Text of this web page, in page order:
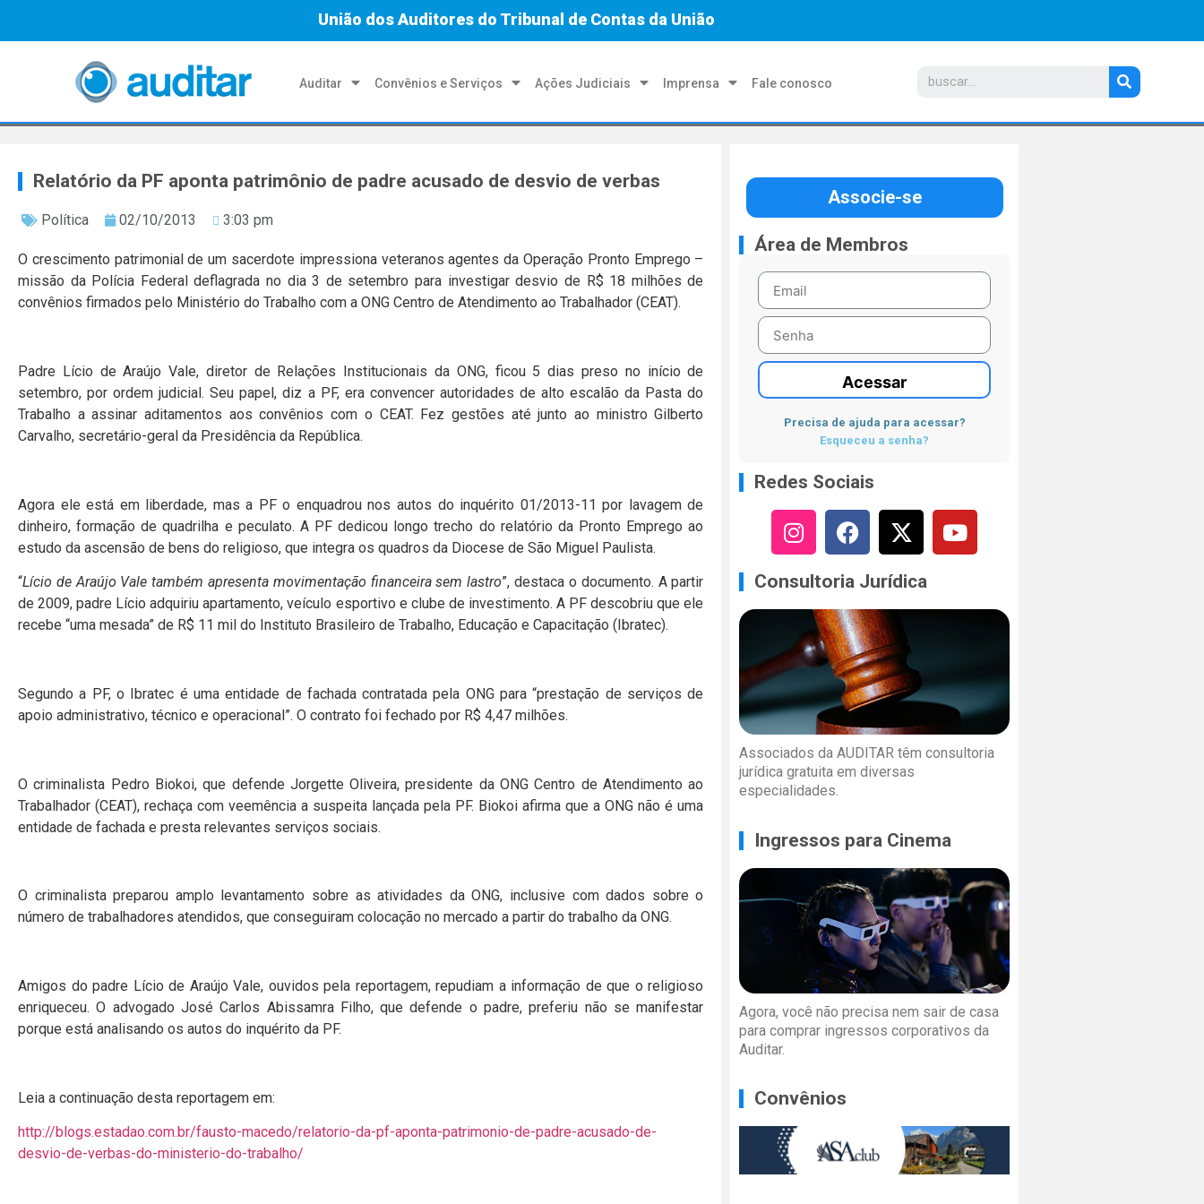
União dos Auditores do Tribunal de Contas da União
Auditar Convênios e Serviços Ações Judiciais Imprensa Fale conosco
Relatório da PF aponta patrimônio de padre acusado de desvio de verbas
Política 02/10/2013 3:03 pm
O crescimento patrimonial de um sacerdote impressiona veteranos agentes da Operação Pronto Emprego –
missão da Polícia Federal deflagrada no dia 3 de setembro para investigar desvio de R$ 18 milhões de
convênios firmados pelo Ministério do Trabalho com a ONG Centro de Atendimento ao Trabalhador (CEAT).
Padre Lício de Araújo Vale, diretor de Relações Institucionais da ONG, ficou 5 dias preso no início de
setembro, por ordem judicial. Seu papel, diz a PF, era convencer autoridades de alto escalão da Pasta do
Trabalho a assinar aditamentos aos convênios com o CEAT. Fez gestões até junto ao ministro Gilberto
Carvalho, secretário-geral da Presidência da República.
Agora ele está em liberdade, mas a PF o enquadrou nos autos do inquérito 01/2013-11 por lavagem de
dinheiro, formação de quadrilha e peculato. A PF dedicou longo trecho do relatório da Pronto Emprego ao
estudo da ascensão de bens do religioso, que integra os quadros da Diocese de São Miguel Paulista.
“Lício de Araújo Vale também apresenta movimentação financeira sem lastro”, destaca o documento. A partir
de 2009, padre Lício adquiriu apartamento, veículo esportivo e clube de investimento. A PF descobriu que ele
recebe “uma mesada” de R$ 11 mil do Instituto Brasileiro de Trabalho, Educação e Capacitação (Ibratec).
Segundo a PF, o Ibratec é uma entidade de fachada contratada pela ONG para “prestação de serviços de
apoio administrativo, técnico e operacional”. O contrato foi fechado por R$ 4,47 milhões.
O criminalista Pedro Biokoi, que defende Jorgette Oliveira, presidente da ONG Centro de Atendimento ao
Trabalhador (CEAT), rechaça com veemência a suspeita lançada pela PF. Biokoi afirma que a ONG não é uma
entidade de fachada e presta relevantes serviços sociais.
O criminalista preparou amplo levantamento sobre as atividades da ONG, inclusive com dados sobre o
número de trabalhadores atendidos, que conseguiram colocação no mercado a partir do trabalho da ONG.
Amigos do padre Lício de Araújo Vale, ouvidos pela reportagem, repudiam a informação de que o religioso
enriqueceu. O advogado José Carlos Abissamra Filho, que defende o padre, preferiu não se manifestar
porque está analisando os autos do inquérito da PF.
Leia a continuação desta reportagem em:
http://blogs.estadao.com.br/fausto-macedo/relatorio-da-pf-aponta-patrimonio-de-padre-acusado-de-
desvio-de-verbas-do-ministerio-do-trabalho/
Associe-se
Área de Membros
Acessar
Precisa de ajuda para acessar?
Esqueceu a senha?
Redes Sociais
Consultoria Jurídica
Associados da AUDITAR têm consultoria
jurídica gratuita em diversas
especialidades.
Ingressos para Cinema
Agora, você não precisa nem sair de casa
para comprar ingressos corporativos da
Auditar.
Convênios